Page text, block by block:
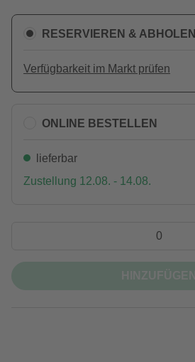
RESERVIEREN & ABHOLEN
Verfügbarkeit im Markt prüfen
ONLINE BESTELLEN
lieferbar
Zustellung 12.08. - 14.08.